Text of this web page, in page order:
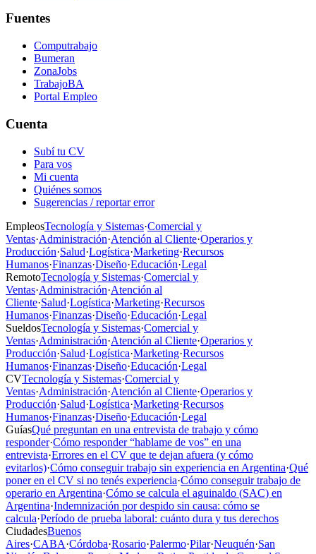
Fuentes
Computrabajo
Bumeran
ZonaJobs
TrabajoBA
Portal Empleo
Cuenta
Subí tu CV
Para vos
Mi cuenta
Quiénes somos
Sugerencias / reportar error
EmpleosTecnología y Sistemas·Comercial y
Ventas·Administración·Atención al Cliente·Operarios y
Producción·Salud·Logística·Marketing·Recursos
Humanos·Finanzas·Diseño·Educación·Legal
RemotoTecnología y Sistemas·Comercial y
Ventas·Administración·Atención al
Cliente·Salud·Logística·Marketing·Recursos
Humanos·Finanzas·Diseño·Educación·Legal
SueldosTecnología y Sistemas·Comercial y
Ventas·Administración·Atención al Cliente·Operarios y
Producción·Salud·Logística·Marketing·Recursos
Humanos·Finanzas·Diseño·Educación·Legal
CVTecnología y Sistemas·Comercial y
Ventas·Administración·Atención al Cliente·Operarios y
Producción·Salud·Logística·Marketing·Recursos
Humanos·Finanzas·Diseño·Educación·Legal
GuíasQué preguntan en una entrevista de trabajo y cómo
responder·Cómo responder “hablame de vos” en una
entrevista·Errores en el CV que te dejan afuera (y cómo
evitarlos)·Cómo conseguir trabajo sin experiencia en Argentina·Qué
poner en el CV si no tenés experiencia·Cómo conseguir trabajo de
operario en Argentina·Cómo se calcula el aguinaldo (SAC) en
Argentina·Indemnización por despido sin causa: cómo se
calcula·Período de prueba laboral: cuánto dura y tus derechos
CiudadesBuenos
Aires·CABA·Córdoba·Rosario·Palermo·Pilar·Neuquén·San